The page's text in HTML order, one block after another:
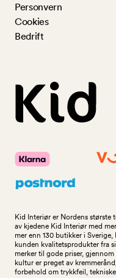
Personvern
Cookies
Bedrift
Kid Interiør er Nordens største
av kjedene Kid Interiør med
mer enn 130 butikker i
kunden kvalitetsprodukter fra
merker til gode priser,
kultur er preget av
forbehold om trykkfeil,